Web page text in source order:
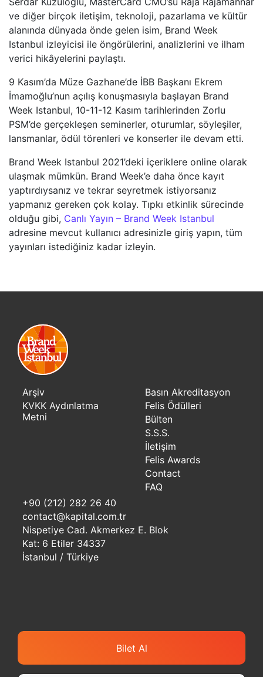
ve diğer birçok iletişim, teknoloji, pazarlama ve kültür
alanında dünyada önde gelen isim, Brand Week
Istanbul izleyicisi ile öngörülerini, analizlerini ve ilham
verici hikâyelerini paylaştı.
9 Kasım’da Müze Gazhane’de İBB Başkanı Ekrem
İmamoğlu’nun açılış konuşmasıyla başlayan Brand
Week Istanbul, 10-11-12 Kasım tarihlerinden Zorlu
PSM’de gerçekleşen seminerler, oturumlar, söyleşiler,
lansmanlar, ödül törenleri ve konserler ile devam etti.
Brand Week Istanbul 2021’deki içeriklere online olarak
ulaşmak mümkün. Brand Week’e daha önce kayıt
yaptırdıysanız ve tekrar seyretmek istiyorsanız
yapmanız gereken çok kolay. Tıpkı etkinlik sürecinde
olduğu gibi, Canlı Yayın – Brand Week Istanbul
adresine mevcut kullanıcı adresinizle giriş yapın, tüm
yayınları istediğiniz kadar izleyin.
Arşiv
KVKK Aydınlatma
Metni
Basın Akreditasyon
Felis Ödülleri
Bülten
S.S.S.
İletişim
Felis Awards
Contact
FAQ
+90 (212) 282 26 40
contact@kapital.com.tr
Nispetiye Cad. Akmerkez E. Blok
Kat: 6 Etiler 34337
İstanbul / Türkiye
Bilet Al